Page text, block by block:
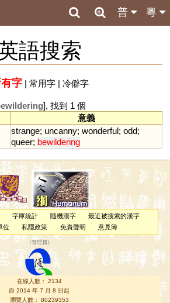
粵
普
語搜索
字| 常用字| 冷僻字
], 找到 1 個
意義
strange; uncanny; wonderful; odd;
queer; bewildering
字庫統計 隨機漢字
最近被搜索的漢字
位 私隱政策 免責聲明 意見簿
（管理員 ）
在線人數： 2134
自 2014 年 7 月 8 日起
瀏覽人數： 80239353